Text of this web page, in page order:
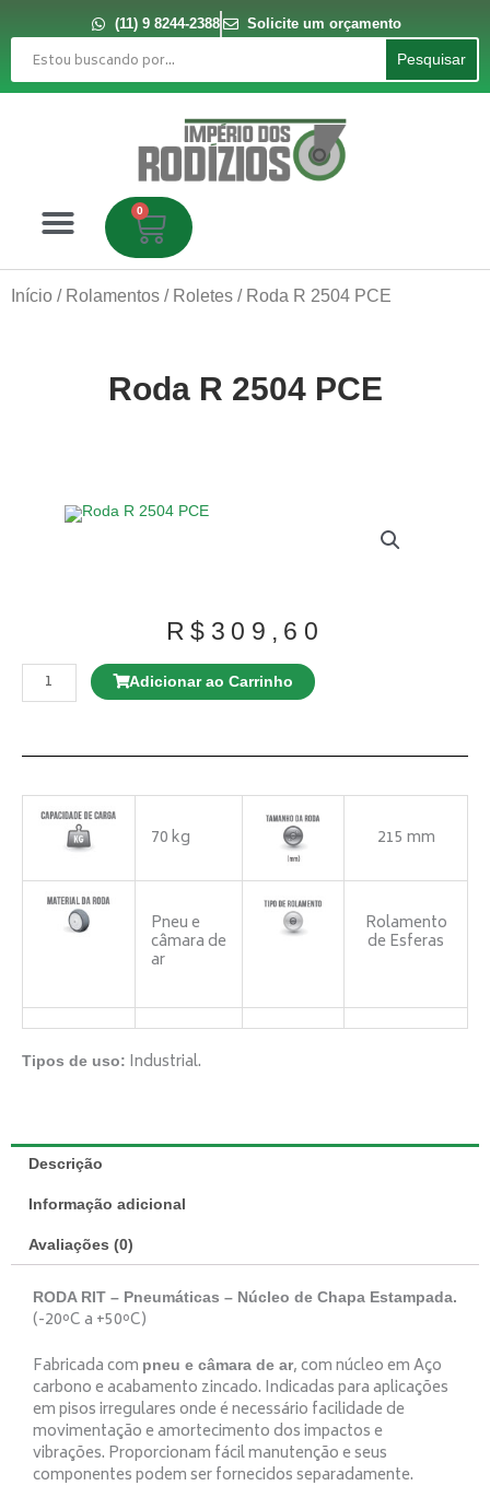
conteúdo
(11) 9 8244-2388
Solicite um orçamento
Pesquisar
Pesquisar
0
Carrinho
Início / Rolamentos / Roletes / Roda R 2504 PCE
Roda R 2504 PCE
R$ 309,60
Rodízio
Adicionar ao Carrinho
70 kg 215 mm
Pneu e
câmara de
ar
Rolamento
de Esferas
Tipos de uso: Industrial.
Descrição
Informação adicional
Avaliações (0)
RODA RIT – Pneumáticas – Núcleo de Chapa Estampada.
(-20ºC a +50ºC)
Fabricada com pneu e câmara de ar, com núcleo em Aço
carbono e acabamento zincado. Indicadas para aplicações
em pisos irregulares onde é necessário facilidade de
movimentação e amortecimento dos impactos e
vibrações. Proporcionam fácil manutenção e seus
componentes podem ser fornecidos separadamente.